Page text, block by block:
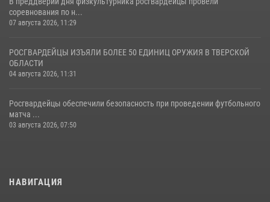
соревнования по н...
07 августа 2026, 11:29
РОСГВАРДЕЙЦЫ ИЗЪЯЛИ БОЛЕЕ 50 ЕДИНИЦ ОРУЖИЯ В ТВЕРСКОЙ
ОБЛАСТИ
04 августа 2026, 11:31
Росгвардейцы обеспечили безопасность при проведении футбольного
матча ...
03 августа 2026, 07:50
НАВИГАЦИЯ